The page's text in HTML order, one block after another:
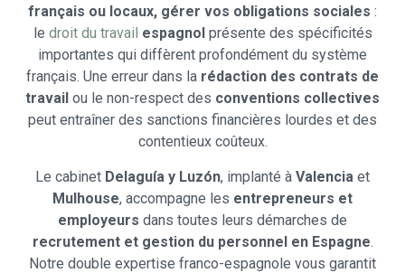
français ou locaux, gérer vos obligations sociales :
le droit du travail espagnol présente des spécificités
importantes qui diffèrent profondément du système
français. Une erreur dans la rédaction des contrats de
travail ou le non-respect des conventions collectives
peut entraîner des sanctions financières lourdes et des
contentieux coûteux.
Le cabinet Delaguía y Luzón, implanté à Valencia et
Mulhouse, accompagne les entrepreneurs et
employeurs dans toutes leurs démarches de
recrutement et gestion du personnel en Espagne.
Notre double expertise franco-espagnole vous garantit